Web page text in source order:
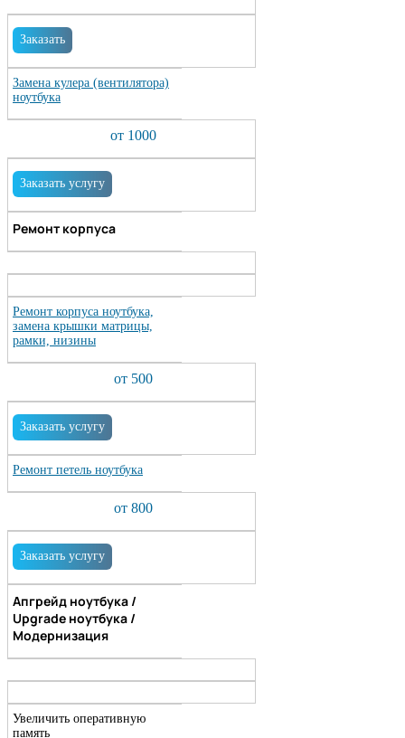
Заказать
Замена кулера (вентилятора)
ноутбука
от 1000
Заказать услугу
Ремонт корпуса
Ремонт корпуса ноутбука,
замена крышки матрицы,
рамки, низины
от 500
Заказать услугу
Ремонт петель ноутбука
от 800
Заказать услугу
Апгрейд ноутбука /
Upgrade ноутбука /
Модернизация
Увеличить оперативную
память